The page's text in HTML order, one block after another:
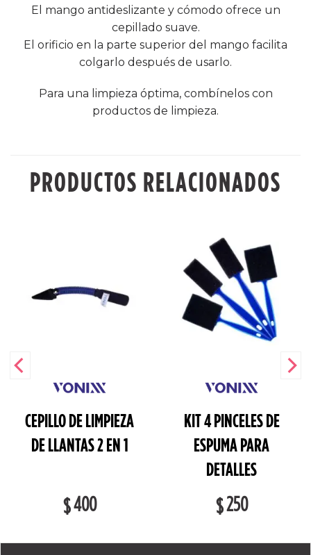
El mango antideslizante y cómodo ofrece un
cepillado suave.
El orificio en la parte superior del mango facilita
colgarlo después de usarlo.
Para una limpieza óptima, combínelos con
productos de limpieza.
PRODUCTOS RELACIONADOS
CEPILLO DE LIMPIEZA
DE LLANTAS 2 EN 1
$400
KIT 4 PINCELES DE
ESPUMA PARA
DETALLES
$250